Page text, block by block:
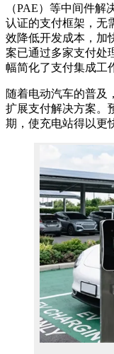
（PAE）等中间件
认证的支付框架，无
效降低开发成本，加
案已通过多家支付处
幅简化了支付集成工
随着电动汽车的普及
扩展支付解决方案。
期，使充电站得以更